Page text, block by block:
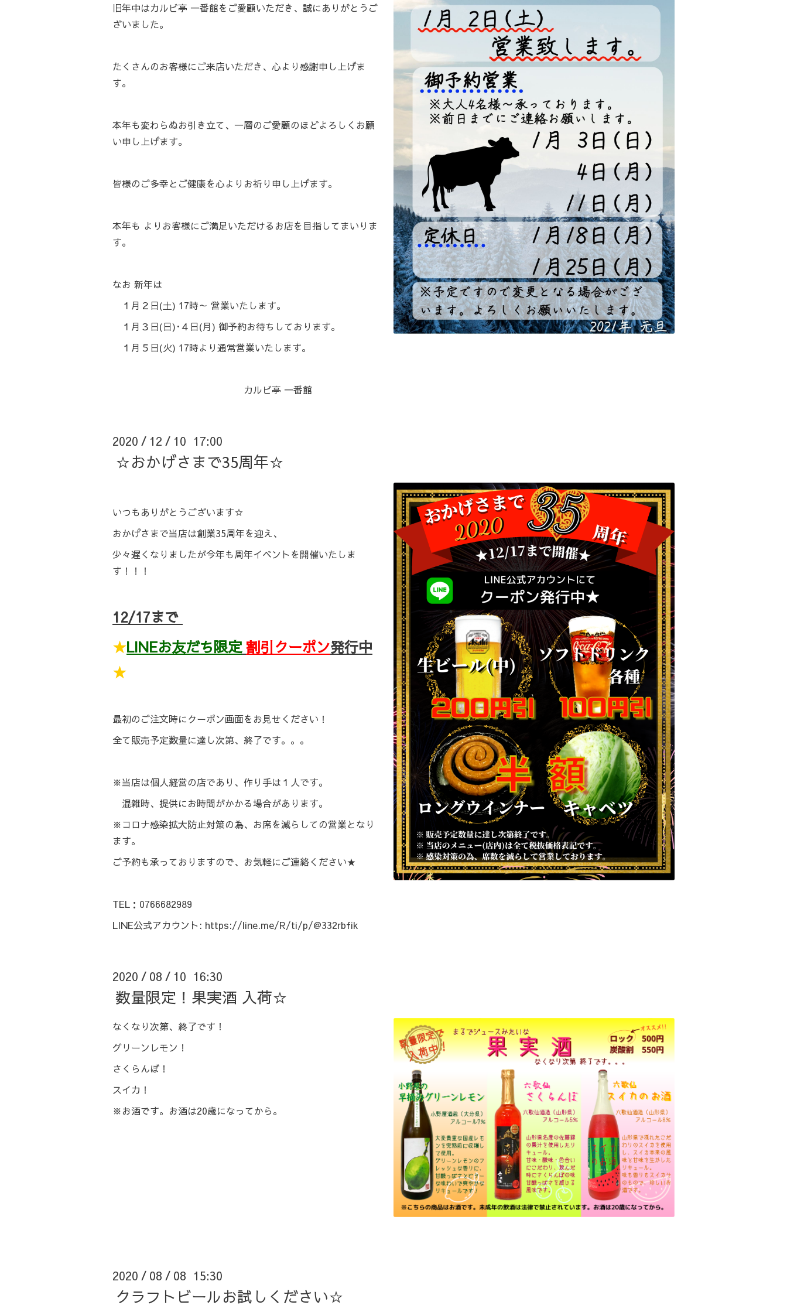
旧年中はカルビ亭 一番館をご愛顧いただき、誠にありがとうご
ざいました。
たくさんのお客様にご来店いただき、心より感謝申し上げま
す。
本年も変わらぬお引き立て、一層のご愛顧のほどよろしくお願
い申し上げます。
皆様のご多幸とご健康を心よりお祈り申し上げます。
本年も よりお客様にご満足いただけるお店を目指してまいりま
す。
なお 新年は
１月２日(土) 17時～ 営業いたします。
１月３日(日)･４日(月) 御予約お待ちしております。
１月５日(火) 17時より通常営業いたします。
カルビ亭 一番館
2020 / 12 / 10 17:00
☆おかげさまで35周年☆
いつもありがとうございます☆
おかげさまで当店は創業35周年を迎え、
少々遅くなりましたが今年も周年イベントを開催いたしま
す！！！
12/17まで
★LINEお友だち限定 割引クーポン発行中
★
最初のご注文時にクーポン画面をお見せください！
全て販売予定数量に達し次第、終了です。。。
※当店は個人経営の店であり、作り手は１人です。
混雑時、提供にお時間がかかる場合があります。
※コロナ感染拡大防止対策の為、お席を減らしての営業となり
ます。
ご予約も承っておりますので、お気軽にご連絡ください★
TEL：0766682989
LINE公式アカウント: https://line.me/R/ti/p/@332rbfik
2020 / 08 / 10 16:30
数量限定！果実酒 入荷☆
なくなり次第、終了です！
グリーンレモン！
さくらんぼ！
スイカ！
※お酒です。お酒は20歳になってから。
2020 / 08 / 08 15:30
クラフトビールお試しください☆